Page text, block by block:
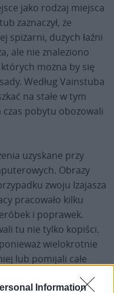
Information
jako rodzaj miejsca
zaznaczył, że
spiżarni, dużych łaźni
ale nie znaleziono
można by się
Według Vainstuba
na stałe w tym
pobytu obozowali
uzyskane przy
Obrazy
zwoju Izajasza
pracowało kilku
i poprawek.
tu nie tylko kopiści.
wielokrotnie
lub pomijali całe